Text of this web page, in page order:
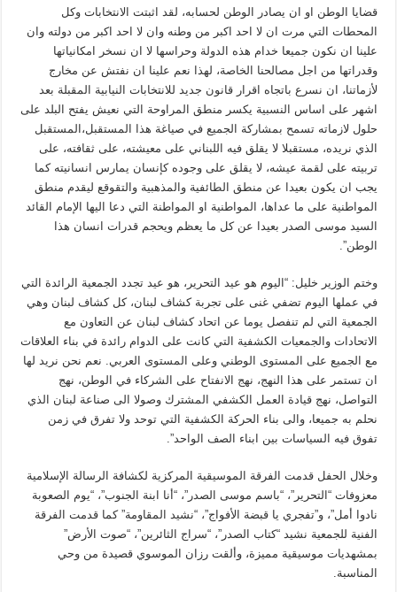
قضايا الوطن او ان يصادر الوطن لحسابه، لقد اثبتت الانتخابات وكل
المحطات التي مرت ان لا احد اكبر من وطنه وان لا احد اكبر من دولته وان
علينا ان نكون جميعا خدام هذه الدولة وحراسها لا ان نسخر امكانياتها
وقدراتها من اجل مصالحنا الخاصة، لهذا نعم علينا ان نفتش عن مخارج
لأزماتنا، ان نسرع باتجاه اقرار قانون جديد للانتخابات النيابية المقبلة بعد
اشهر على اساس النسبية يكسر منطق المراوحة التي نعيش يفتح البلد على
حلول لازماته تسمح بمشاركة الجميع في صياغة هذا المستقبل،المستقبل
الذي نريده، مستقبلا لا يقلق فيه اللبناني على معيشته، على ثقافته، على
تربيته على لقمة عيشه، لا يقلق على وجوده كإنسان يمارس انسانيته كما
يجب ان يكون بعيدا عن منطق الطائفية والمذهبية والتقوقع ليقدم منطق
المواطنية على ما عداها، المواطنية او المواطنة التي دعا اليها الإمام القائد
السيد موسى الصدر بعيدا عن كل ما يعظم ويحجم قدرات انسان هذا
الوطن”.
وختم الوزير خليل: “اليوم هو عيد التحرير، هو عيد تجدد الجمعية الرائدة التي
في عملها اليوم تضفي غنى على تجربة كشاف لبنان، كل كشاف لبنان وهي
الجمعية التي لم تنفصل يوما عن اتحاد كشاف لبنان عن التعاون مع
الاتحادات والجمعيات الكشفية التي كانت على الدوام رائدة في بناء العلاقات
مع الجميع على المستوى الوطني وعلى المستوى العربي. نعم نحن نريد لها
ان تستمر على هذا النهج، نهج الانفتاح على الشركاء في الوطن، نهج
التواصل، نهج قيادة العمل الكشفي المشترك وصولا الى صناعة لبنان الذي
نحلم به جميعا، والى بناء الحركة الكشفية التي توحد ولا تفرق في زمن
تفوق فيه السياسات بين ابناء الصف الواحد”.
وخلال الحفل قدمت الفرقة الموسيقية المركزية لكشافة الرسالة الإسلامية
معزوفات “التحرير”، “باسم موسى الصدر”، “أنا ابنة الجنوب”، “يوم الصعوبة
نادوا أمل”، و”تفجري يا قبضة الأفواج”، “نشيد المقاومة” كما قدمت الفرقة
الفنية للجمعية نشيد “كتاب الصدر”، “سراج الثائرين”، “صوت الأرض”
بمشهديات موسيقية مميزة، وألقت رزان الموسوي قصيدة من وحي
المناسبة.